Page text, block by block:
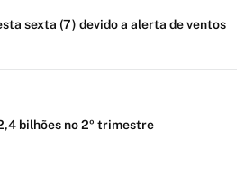
sexta (7) devido a alerta de ventos
bilhões no 2º trimestre